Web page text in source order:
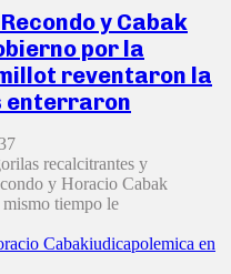
y Cabak
por la
reventaron la
enterraron
recalcitrantes y
y Horacio Cabak
tiempo le
Cabakiudicapolemica en